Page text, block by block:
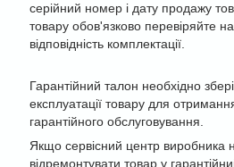
серійний номер і дату продажу
товару обов'язково перевіряйте на
відповідність комплектації.
Гарантійний талон необхідно
експлуатації товару для
гарантійного обслуговування.
Якщо сервісний центр виробника
відремонтувати товар у